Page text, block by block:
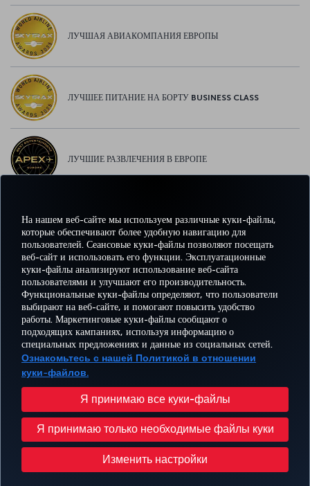
На нашем веб-сайте мы используем различные куки-файлы,
которые обеспечивают более удобную навигацию для
пользователей. Сеансовые куки-файлы позволяют посещать
веб-сайт и использовать его функции. Эксплуатационные
куки-файлы анализируют использование веб-сайта
пользователями и улучшают его производительность.
Функциональные куки-файлы определяют, что пользователи
выбирают на веб-сайте, и помогают повысить удобство
работы. Маркетинговые куки-файлы сообщают о
подходящих кампаниях, используя информацию о
специальных предложениях и данные из социальных сетей.
Ознакомьтесь с нашей Политикой в отношении
куки-файлов.
Я принимаю все куки-файлы
Я принимаю только необходимые файлы куки
Изменить настройки
ЛУЧШАЯ АВИАКОМПАНИЯ ЕВРОПЫ
ЛУЧШЕЕ ПИТАНИЕ НА БОРТУ BUSINESS CLASS
ЛУЧШИЕ РАЗВЛЕЧЕНИЯ В ЕВРОПЕ
ЛУЧШИЙ WI-FI В ЕВРОПЕ
Facebook
TwitterInstagram
YouTubeLinkedIn
TikTokБлогPinterest
БРОНИРУЙТЕ И
УПРАВЛЯЙТЕ
БРОНИРОВАНИЕМ
ВПЕЧАТЛЕНИЕ
ПРЕДЛОЖЕНИЯ
И
НАПРАВЛЕНИЯ
Правовое уведомление
Изменить настройки куки-файлов План обслуживания клиента Министерства транспорта США
Права субъектов данных в ЕС +99412 404 88 49
© Turkish Airlines, 1996 – 2026 гг.